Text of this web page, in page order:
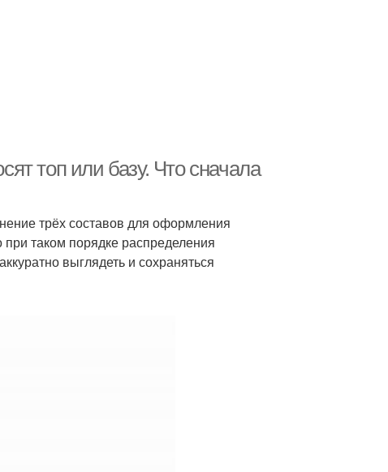
топ или базу. Что сначала
трёх составов для оформления
при таком порядке распределения
выглядеть и сохраняться